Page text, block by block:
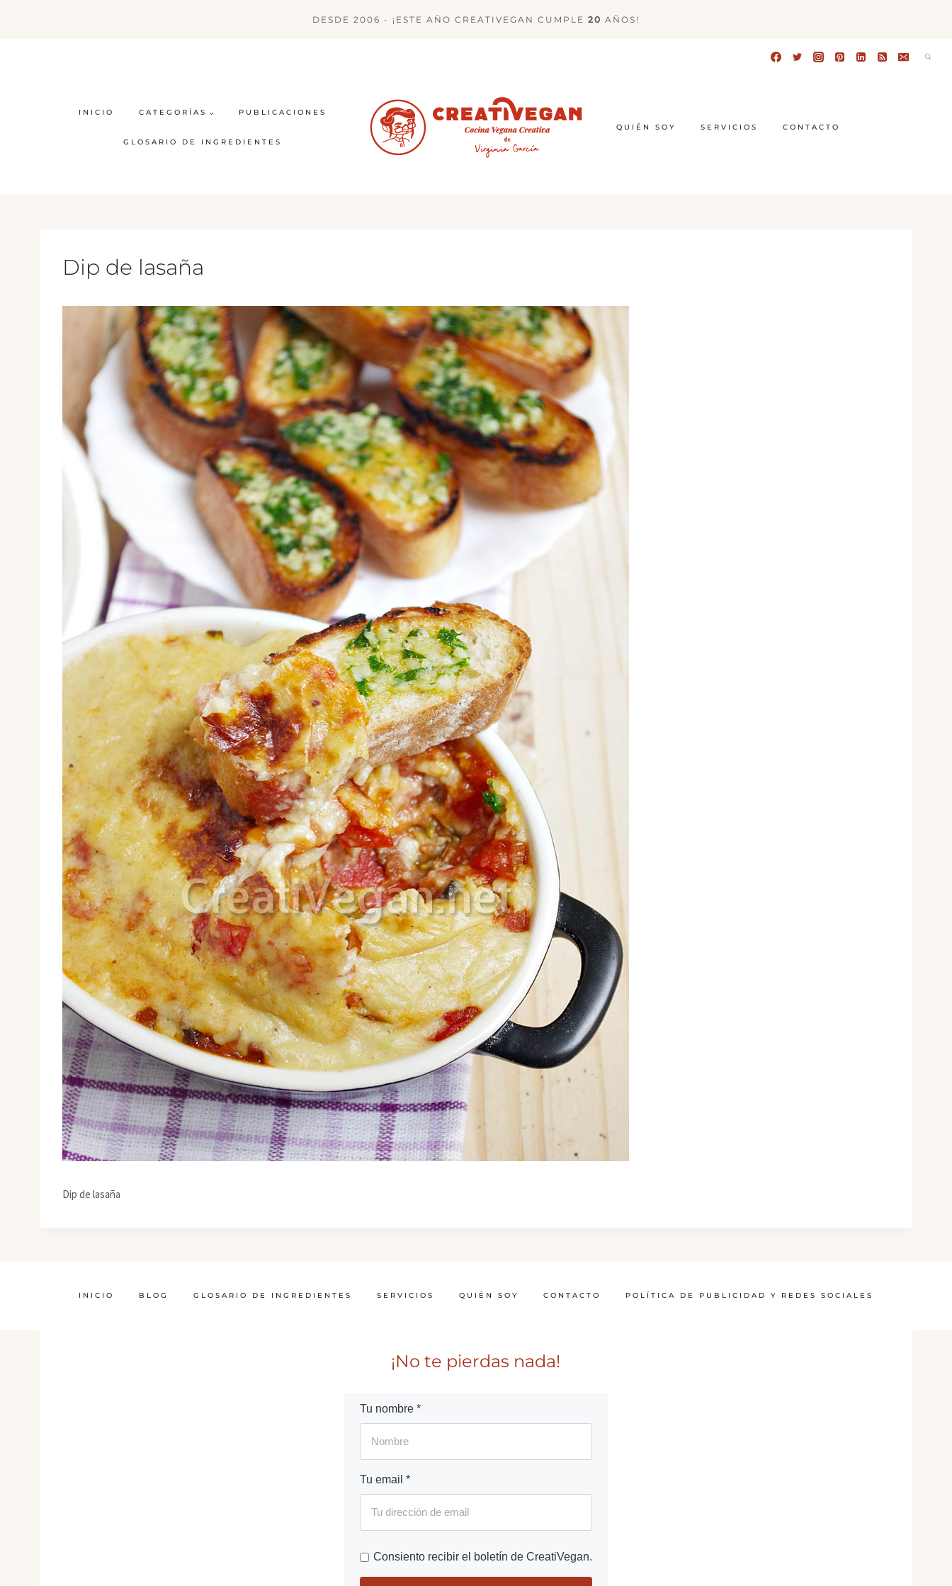
DESDE 2006 - ¡ESTE AÑO CREATIVEGAN CUMPLE 20 AÑOS!
INICIO CATEGORÍAS PUBLICACIONES
GLOSARIO DE INGREDIENTES
QUIÉN SOY SERVICIOS CONTACTO
Dip de lasaña
Dip de lasaña
INICIO BLOG GLOSARIO DE INGREDIENTES SERVICIOS QUIÉN SOY CONTACTO POLÍTICA DE PUBLICIDAD Y REDES SOCIALES
¡No te pierdas nada!
Tu nombre *
Tu email *
Consiento recibir el boletín de CreatiVegan.